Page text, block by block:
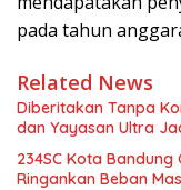
pada tahun
Related News
Diberitakan Tanpa
dan Yayasan Ultra
234SC Kota
Ringankan Beban